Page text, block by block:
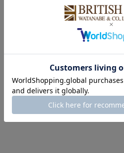
メイドが別注。A4サイズが横に
いに最適なサイズ感。中には大
ートフォン、パスケース、キー
収納できるポケットが2つ備わっ
BRAND